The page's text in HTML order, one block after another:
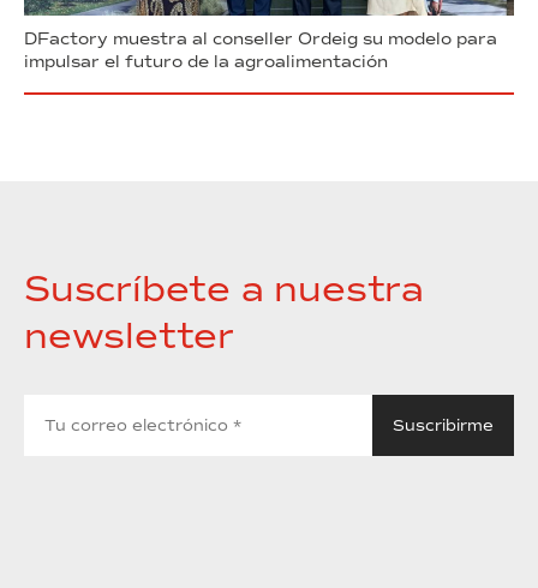
DFactory muestra al conseller Ordeig su modelo para
impulsar el futuro de la agroalimentación
Suscríbete a nuestra
newsletter